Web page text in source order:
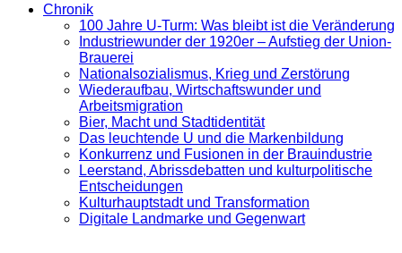
Chronik
100 Jahre U-Turm: Was bleibt ist die Veränderung
Industriewunder der 1920er – Aufstieg der Union-
Brauerei
Nationalsozialismus, Krieg und Zerstörung
Wiederaufbau, Wirtschaftswunder und
Arbeitsmigration
Bier, Macht und Stadtidentität
Das leuchtende U und die Markenbildung
Konkurrenz und Fusionen in der Brauindustrie
Leerstand, Abrissdebatten und kulturpolitische
Entscheidungen
Kulturhauptstadt und Transformation
Digitale Landmarke und Gegenwart